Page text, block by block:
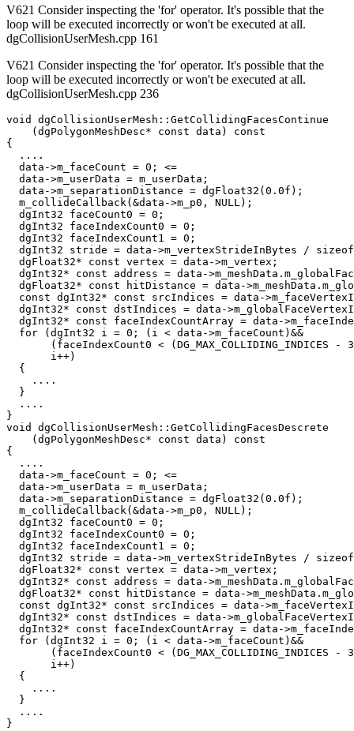
V621 Consider inspecting the 'for' operator. It's possible that the
loop will be executed incorrectly or won't be executed at all.
dgCollisionUserMesh.cpp 161
V621 Consider inspecting the 'for' operator. It's possible that the
loop will be executed incorrectly or won't be executed at all.
dgCollisionUserMesh.cpp 236
void dgCollisionUserMesh::GetCollidingFacesContinue
    (dgPolygonMeshDesc* const data) const
{
  ....
  data->m_faceCount = 0; <=
  data->m_userData = m_userData;
  data->m_separationDistance = dgFloat32(0.0f);
  m_collideCallback(&data->m_p0, NULL);
  dgInt32 faceCount0 = 0;
  dgInt32 faceIndexCount0 = 0;
  dgInt32 faceIndexCount1 = 0;
dgInt32 stride = data->m_vertexStrideInBytes /
  dgFloat32* const vertex = data->m_vertex;
dgInt32* const address = data-
dgFloat32* const hitDistance = data-
const dgInt32* const srcIndices = data-
dgInt32* const dstIndices = data-
dgInt32* const faceIndexCountArray = data-
  for (dgInt32 i = 0; (i < data->m_faceCount)&&
(faceIndexCount0 < (DG_MAX_COLLIDING_INDICES -
       i++)
  {
    ....
  }
  ....
}
void dgCollisionUserMesh::GetCollidingFacesDescrete
    (dgPolygonMeshDesc* const data) const
{
  ....
  data->m_faceCount = 0; <=
  data->m_userData = m_userData;
  data->m_separationDistance = dgFloat32(0.0f);
  m_collideCallback(&data->m_p0, NULL);
  dgInt32 faceCount0 = 0;
  dgInt32 faceIndexCount0 = 0;
  dgInt32 faceIndexCount1 = 0;
dgInt32 stride = data->m_vertexStrideInBytes /
  dgFloat32* const vertex = data->m_vertex;
dgInt32* const address = data-
dgFloat32* const hitDistance = data-
const dgInt32* const srcIndices = data-
dgInt32* const dstIndices = data-
dgInt32* const faceIndexCountArray = data-
  for (dgInt32 i = 0; (i < data->m_faceCount)&&
(faceIndexCount0 < (DG_MAX_COLLIDING_INDICES -
       i++)
  {
    ....
  }
  ....
}